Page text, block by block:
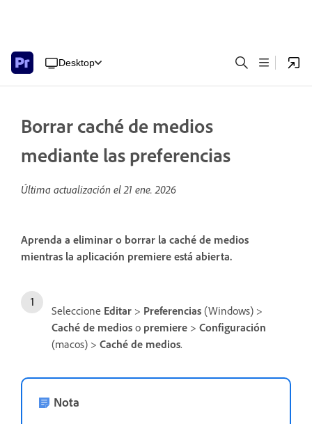
Desktop
Borrar caché de medios
mediante las preferencias
Última actualización el21 ene. 2026
Aprenda a eliminar o borrar la caché de medios
mientras la aplicación premiere está abierta.
Seleccione Editar > Preferencias (Windows) >
Caché de medios o premiere > Configuración
(macos) > Caché de medios.
Nota